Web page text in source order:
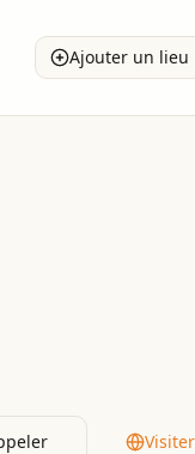
Ajouter un lieu
Rabbi Babad -